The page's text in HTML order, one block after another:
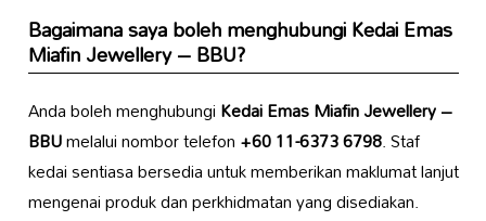
Bagaimana saya boleh menghubungiKedai Emas
Miafin Jewellery – BBU?
Anda boleh menghubungiKedai Emas Miafin Jewellery –
BBUmelalui nombor telefon+60 11-6373 6798. Staf
kedai sentiasa bersedia untuk memberikan maklumat lanjut
mengenai produk dan perkhidmatan yang disediakan.